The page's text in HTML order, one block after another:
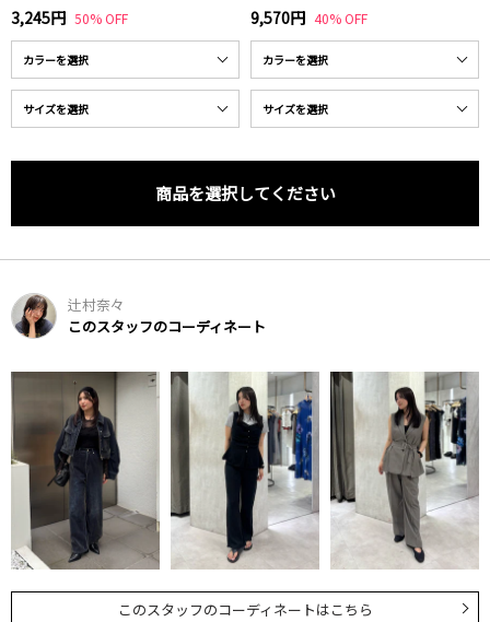
3,245円 50% OFF 9,570円 40% OFF
商品を選択してください
辻村奈々
このスタッフのコーディネート
このスタッフのコーディネートはこちら